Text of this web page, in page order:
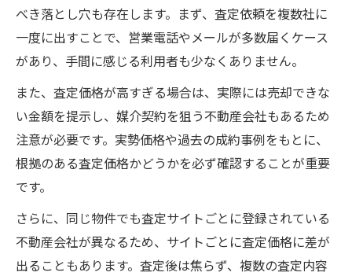
べき落とし穴も存在します。まず、査定依頼を複数社に
一度に出すことで、営業電話やメールが多数届くケース
があり、手間に感じる利用者も少なくありません。
また、査定価格が高すぎる場合は、実際には売却できな
い金額を提示し、媒介契約を狙う不動産会社もあるため
注意が必要です。実勢価格や過去の成約事例をもとに、
根拠のある査定価格かどうかを必ず確認することが重要
です。
さらに、同じ物件でも査定サイトごとに登録されている
不動産会社が異なるため、サイトごとに査定価格に差が
出ることもあります。査定後は焦らず、複数の査定内容